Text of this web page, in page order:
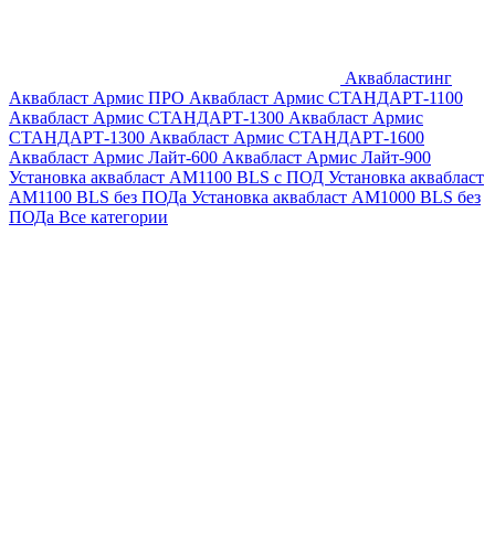
Аквабластинг
Аквабласт Армис ПРО Аквабласт Армис СТАНДАРТ-1100
Аквабласт Армис СТАНДАРТ-1300 Аквабласт Армис
СТАНДАРТ-1300 Аквабласт Армис СТАНДАРТ-1600
Аквабласт Армис Лайт-600 Аквабласт Армис Лайт-900
Установка аквабласт AM1100 BLS с ПОД Установка аквабласт
AM1100 BLS без ПОДа Установка аквабласт AM1000 BLS без
ПОДа Все категории